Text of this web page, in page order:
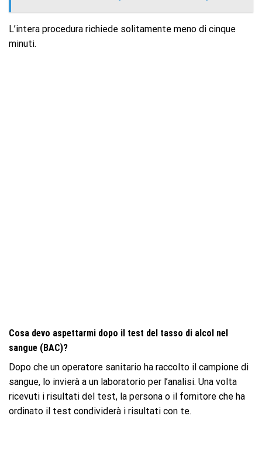
L’intera procedura richiede solitamente meno di cinque
minuti.
Cosa devo aspettarmi dopo il test del tasso di alcol nel
sangue (BAC)?
Dopo che un operatore sanitario ha raccolto il campione di
sangue, lo invierà a un laboratorio per l’analisi. Una volta
ricevuti i risultati del test, la persona o il fornitore che ha
ordinato il test condividerà i risultati con te.